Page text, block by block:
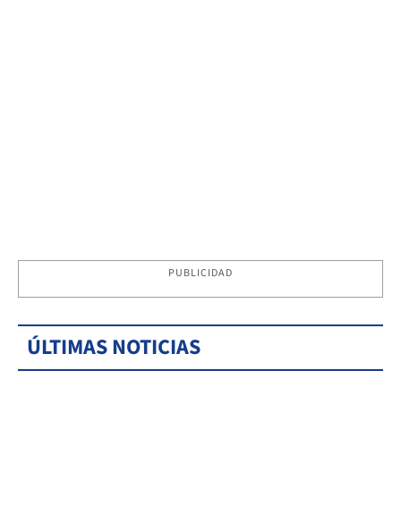
PUBLICIDAD
ÚLTIMAS NOTICIAS